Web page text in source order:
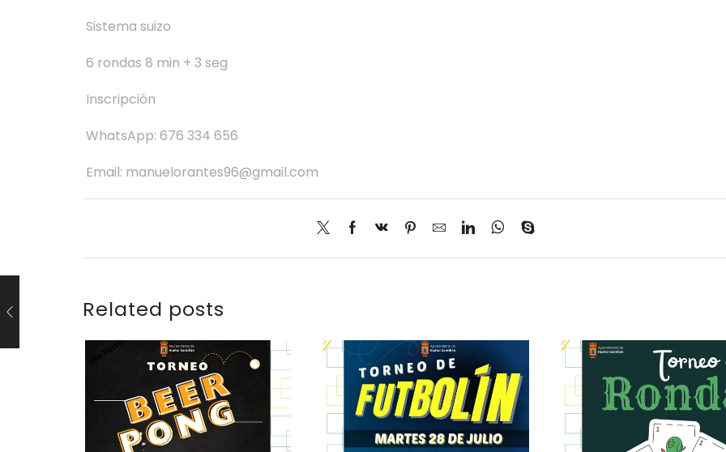
Sistema suizo
6 rondas 8 min + 3 seg
Inscripción
WhatsApp: 676 334 656
Email: manuelorantes96@gmail.com
Related posts